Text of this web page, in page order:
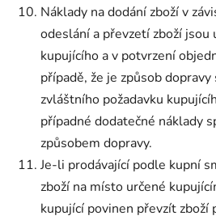
Náklady na dodání zboží v
odeslání a převzetí zboží jsou
kupujícího a v potvrzení
případě, že je způsob
zvláštního požadavku
případné dodatečné náklady
způsobem dopravy.
Je-li prodávající podle kupní
zboží na místo určené
kupující povinen převzít zboží